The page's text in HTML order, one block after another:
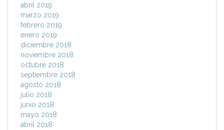
abril 2019
marzo 2019
febrero 2019
enero 2019
diciembre 2018
noviembre 2018
octubre 2018
septiembre 2018
agosto 2018
julio 2018
junio 2018
mayo 2018
abril 2018